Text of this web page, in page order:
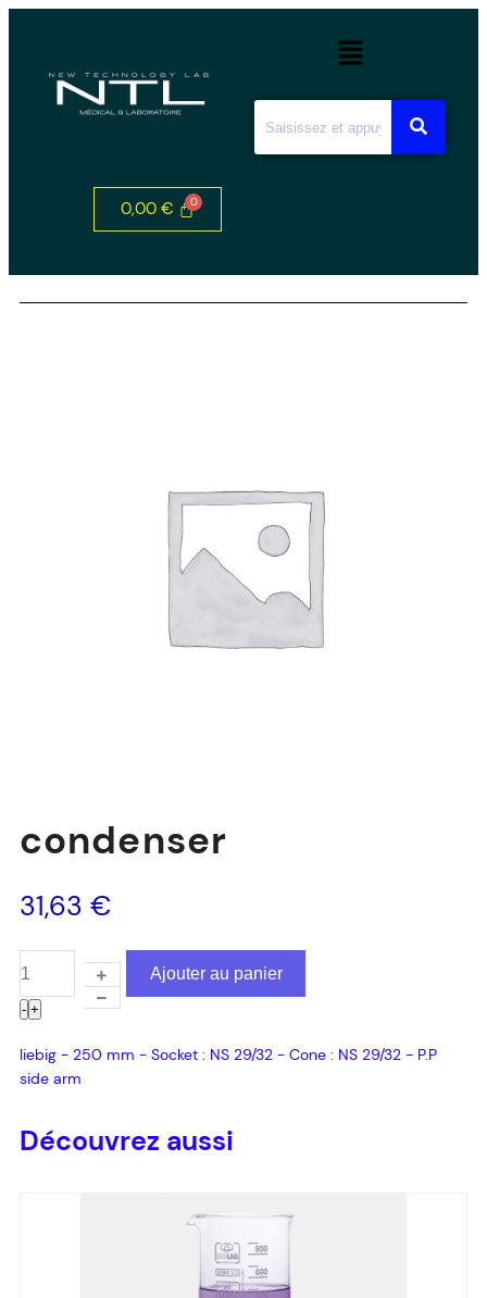
0,00 €
condenser
31,63 €
- +
Ajouter au panier
liebig - 250 mm - Socket : NS 29/32 - Cone : NS 29/32 - P.P
side arm
Découvrez aussi